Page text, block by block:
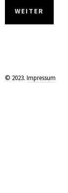
WEITER
© 2023. Impressum